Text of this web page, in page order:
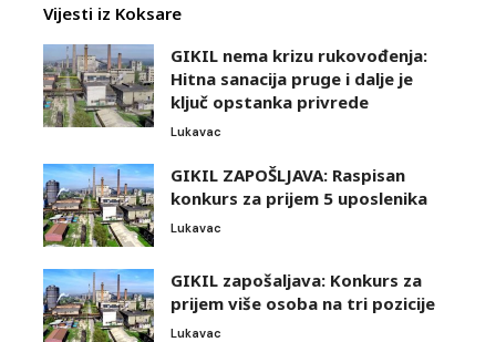
Vijesti iz Koksare
GIKIL nema krizu rukovođenja:
Hitna sanacija pruge i dalje je
ključ opstanka privrede
Lukavac
GIKIL ZAPOŠLJAVA: Raspisan
konkurs za prijem 5 uposlenika
Lukavac
GIKIL zapošaljava: Konkurs za
prijem više osoba na tri pozicije
Lukavac